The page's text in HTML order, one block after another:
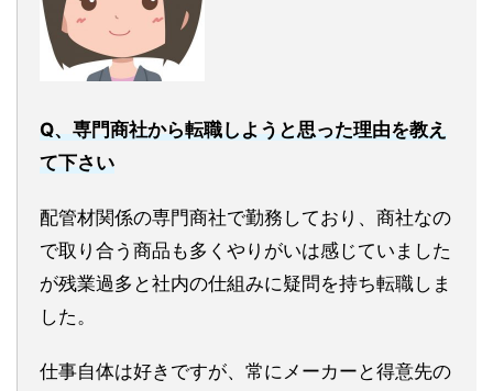
Q、専門商社から転職しようと思った理由を教え
て下さい
配管材関係の専門商社で勤務しており、商社なの
で取り合う商品も多くやりがいは感じていました
が残業過多と社内の仕組みに疑問を持ち転職しま
した。
仕事自体は好きですが、常にメーカーと得意先の